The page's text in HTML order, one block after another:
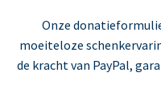
Onze
moeiteloze
de kracht van PayPal,